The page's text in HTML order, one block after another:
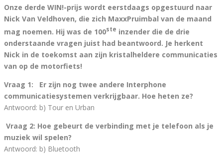
Onze derde WIN!-prijs wordt eerstdaags opgestuurd naar
Nick Van Veldhoven, die zich MaxxPruimbal van de maand
mag noemen. Hij was de 100ste inzender die de drie
onderstaande vragen juist had beantwoord. Je herkent
Nick in de toekomst aan zijn kristalheldere communicaties
van op de motorfiets!
Vraag 1: Er zijn nog twee andere Interphone
communicatiesystemen verkrijgbaar. Hoe heten ze?
Antwoord: b) Tour en Urban
Vraag 2: Hoe gebeurt de verbinding met je telefoon als je
muziek wil spelen?
Antwoord: b) Bluetooth